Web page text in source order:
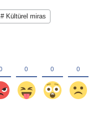
# Kültürel miras